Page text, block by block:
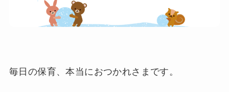
毎日の保育、本当におつかれさまです。